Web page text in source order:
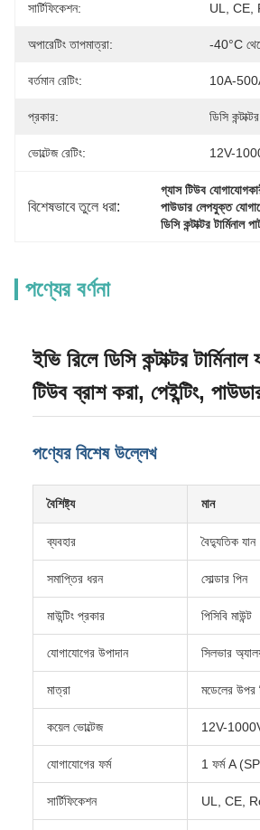
সার্টিফিকেশন: UL, CE,
অপারেটিং তাপমাত্রা: -40°C
বর্তমান রেটিং: 10A-
প্রকার: ডিসি কন্টাক্টর
ভোল্টেজ রেটিং: 12V-
বিশেষভাবে তুলে ধরা:
গ্যাস টিউব
পাউডার লেপযুক্ত
ডিসি কন্টাক্টর টার্মিনাল
পণ্যের বর্ণনা
ইভি রিলে ডিসি কন্টাক্টর টার্মিনাল
টিউব ব্রাশ করা, পেইন্টিং,
পণ্যের বিশেষ উল্লেখ
বৈশিষ্ট্য মান
ব্যবহার বৈদ্যুতিক যান
সমাপ্তির ধরন সোল্ডার পিন
মাউন্টিং প্রকার পিসিবি মাউন্ট
যোগাযোগের উপাদান সিলভার
মাত্রা মডেলের উপর
কয়েল ভোল্টেজ 12V-
যোগাযোগের ফর্ম 1 ফর্ম A
সার্টিফিকেশন UL, CE,